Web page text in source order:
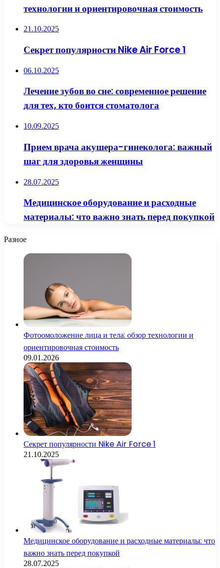
технологии и ориентировочная стоимость
21.10.2025
Секрет популярности Nike Air Force 1
06.10.2025
Лечение зубов во сне: современное решение
для тех, кто боится стоматолога
10.09.2025
Прием врача акушера-гинеколога: важный
шаг для здоровья женщины
28.07.2025
Медицинское оборудование и расходные
материалы: что важно знать перед покупкой
Разное
Фотоомоложение лица и тела: обзор технологии и
ориентировочная стоимость
09.01.2026
Секрет популярности Nike Air Force 1
21.10.2025
Медицинское оборудование и расходные материалы: что
важно знать перед покупкой
28.07.2025